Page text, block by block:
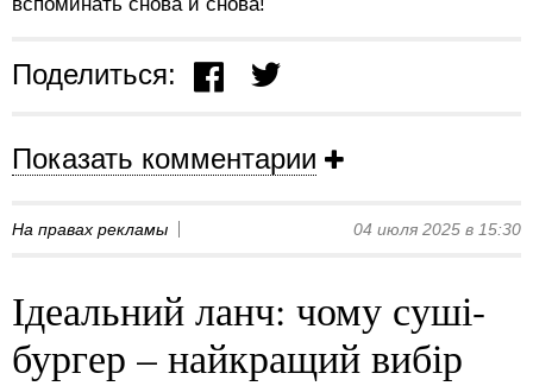
вспоминать снова и снова!
Поделиться:
Показать комментарии
На правах рекламы 04 июля 2025 в 15:30
Ідеальний ланч: чому суші-
бургер – найкращий вибір